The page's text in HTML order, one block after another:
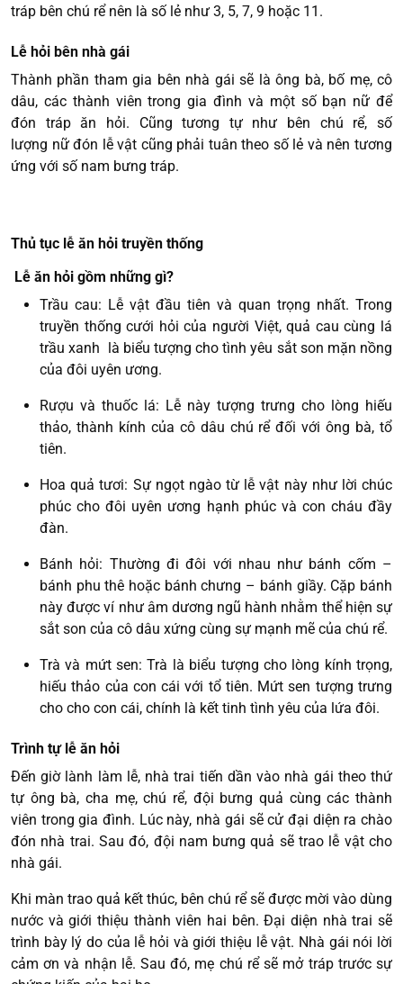
tráp bên chú rể nên là số lẻ như 3, 5, 7, 9 hoặc 11.
Lễ hỏi bên nhà gái
Thành phần tham gia bên nhà gái sẽ là ông bà, bố mẹ, cô
dâu, các thành viên trong gia đình và một số bạn nữ để
đón tráp ăn hỏi. Cũng tương tự như bên chú rể, số
lượng nữ đón lễ vật cũng phải tuân theo số lẻ và nên tương
ứng với số nam bưng tráp.
Thủ tục lễ ăn hỏi truyền thống
Lễ ăn hỏi gồm những gì?
Trầu cau: Lễ vật đầu tiên và quan trọng nhất. Trong
truyền thống cưới hỏi của người Việt, quả cau cùng lá
trầu xanh là biểu tượng cho tình yêu sắt son mặn nồng
của đôi uyên ương.
Rượu và thuốc lá: Lễ này tượng trưng cho lòng hiếu
thảo, thành kính của cô dâu chú rể đối với ông bà, tổ
tiên.
Hoa quả tươi: Sự ngọt ngào từ lễ vật này như lời chúc
phúc cho đôi uyên ương hạnh phúc và con cháu đầy
đàn.
Bánh hỏi: Thường đi đôi với nhau như bánh cốm –
bánh phu thê hoặc bánh chưng – bánh giầy. Cặp bánh
này được ví như âm dương ngũ hành nhằm thể hiện sự
sắt son của cô dâu xứng cùng sự mạnh mẽ của chú rể.
Trà và mứt sen: Trà là biểu tượng cho lòng kính trọng,
hiếu thảo của con cái với tổ tiên. Mứt sen tượng trưng
cho cho con cái, chính là kết tinh tình yêu của lứa đôi.
Trình tự lễ ăn hỏi
Đến giờ lành làm lễ, nhà trai tiến dần vào nhà gái theo thứ
tự ông bà, cha mẹ, chú rể, đội bưng quả cùng các thành
viên trong gia đình. Lúc này, nhà gái sẽ cử đại diện ra chào
đón nhà trai. Sau đó, đội nam bưng quả sẽ trao lễ vật cho
nhà gái.
Khi màn trao quả kết thúc, bên chú rể sẽ được mời vào dùng
nước và giới thiệu thành viên hai bên. Đại diện nhà trai sẽ
trình bày lý do của lễ hỏi và giới thiệu lễ vật. Nhà gái nói lời
cảm ơn và nhận lễ. Sau đó, mẹ chú rể sẽ mở tráp trước sự